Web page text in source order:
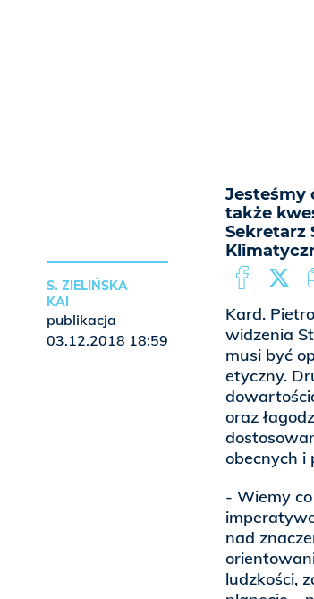
Jesteśmy
także
Sekretarz
Kard.
widzenia
musi być
etyczny.
oraz
obecnych i
- Wiemy
nad
ludzkości,
S. ZIELIŃSKA
KAI
publikacja
03.12.2018 18:59